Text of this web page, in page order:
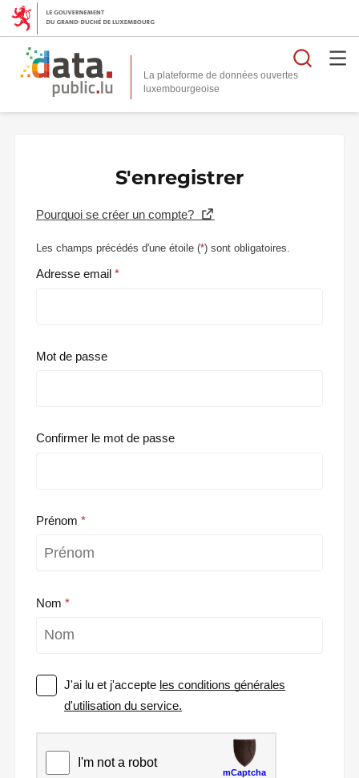
La plateforme de données ouvertes
S'enregistrer
Pourquoi se créer un compte?
Les champs précédés d'une étoile (*) sont obligatoires.
Adresse email
Mot de passe
Confirmer le mot de passe
Prénom
Nom
J'ai lu et j'accepte les conditions générales
d'utilisation du service.